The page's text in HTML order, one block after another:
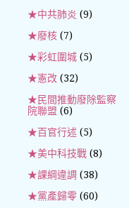
★中共肺炎 (9)
★廢核 (7)
★彩虹圍城 (5)
★憲改 (32)
★民間推動廢除監察
院聯盟 (6)
★百官行述 (5)
★美中科技戰 (8)
★課綱違調 (38)
★黨產歸零 (60)